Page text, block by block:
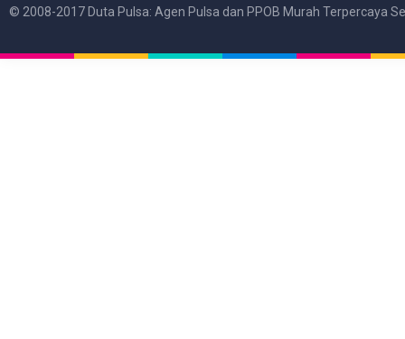
© 2008-2017 Duta Pulsa: Agen Pulsa dan PPOB Murah Terpercaya